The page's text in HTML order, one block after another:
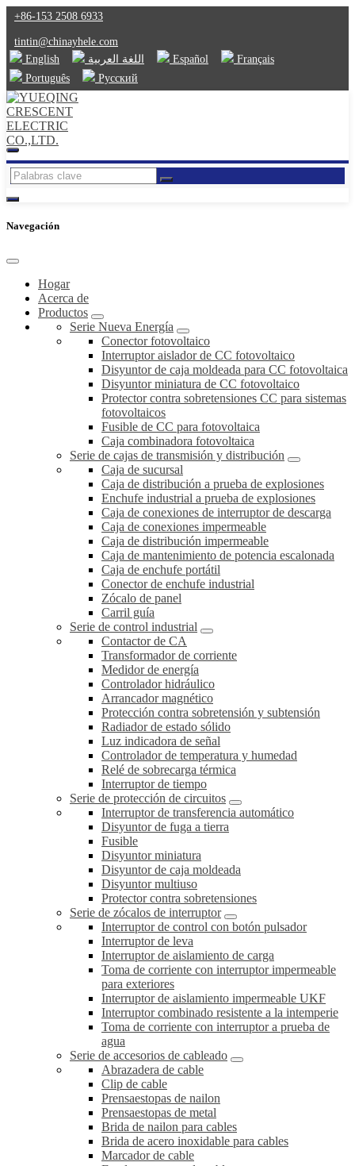
+86-153 2508 6933
tintin@chinayhele.com
English
اللغة العربية Español
Français
Português
Русский
Navegación
Hogar
Acerca de
Productos
Serie Nueva Energía
Conector fotovoltaico
Interruptor aislador de CC fotovoltaico
Disyuntor de caja moldeada para CC fotovoltaica
Disyuntor miniatura de CC fotovoltaico
Protector contra sobretensiones CC para sistemas
fotovoltaicos
Fusible de CC para fotovoltaica
Caja combinadora fotovoltaica
Serie de cajas de transmisión y distribución
Caja de sucursal
Caja de distribución a prueba de explosiones
Enchufe industrial a prueba de explosiones
Caja de conexiones de interruptor de descarga
Caja de conexiones impermeable
Caja de distribución impermeable
Caja de mantenimiento de potencia escalonada
Caja de enchufe portátil
Conector de enchufe industrial
Zócalo de panel
Carril guía
Serie de control industrial
Contactor de CA
Transformador de corriente
Medidor de energía
Controlador hidráulico
Arrancador magnético
Protección contra sobretensión y subtensión
Radiador de estado sólido
Luz indicadora de señal
Controlador de temperatura y humedad
Relé de sobrecarga térmica
Interruptor de tiempo
Serie de protección de circuitos
Interruptor de transferencia automático
Disyuntor de fuga a tierra
Fusible
Disyuntor miniatura
Disyuntor de caja moldeada
Disyuntor multiuso
Protector contra sobretensiones
Serie de zócalos de interruptor
Interruptor de control con botón pulsador
Interruptor de leva
Interruptor de aislamiento de carga
Toma de corriente con interruptor impermeable
para exteriores
Interruptor de aislamiento impermeable UKF
Interruptor combinado resistente a la intemperie
Toma de corriente con interruptor a prueba de
agua
Serie de accesorios de cableado
Abrazadera de cable
Clip de cable
Prensaestopas de nailon
Prensaestopas de metal
Brida de nailon para cables
Brida de acero inoxidable para cables
Marcador de cable